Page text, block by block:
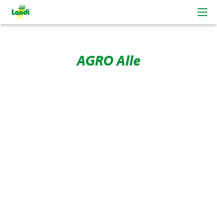
Centre Agro d'Alle
AGRO Alle